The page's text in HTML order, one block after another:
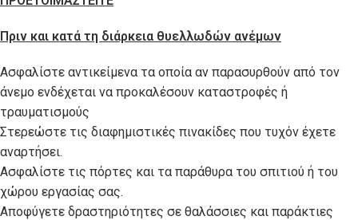
Πριν και κατά τη διάρκεια θυελλωδών ανέμων
Ασφαλίστε αντικείμενα τα οποία αν παρασυρθούν από τον
άνεμο ενδέχεται να προκαλέσουν καταστροφές ή
τραυματισμούς
Στερεώστε τις διαφημιστικές πινακίδες που τυχόν έχετε
αναρτήσει.
Ασφαλίστε τις πόρτες και τα παράθυρα του σπιτιού ή του
χώρου εργασίας σας.
Αποφύγετε δραστηριότητες σε θαλάσσιες και παράκτιες